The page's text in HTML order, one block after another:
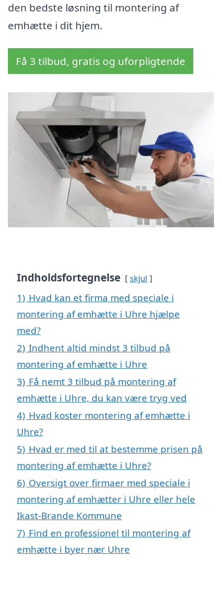
den bedste løsning til montering af
emhætte i dit hjem.
Få 3 tilbud, gratis og uforpligtende
Indholdsfortegnelse skjul
1) Hvad kan et firma med speciale i
montering af emhætte i Uhre hjælpe
med?
2) Indhent altid mindst 3 tilbud på
montering af emhætte i Uhre
3) Få nemt 3 tilbud på montering af
emhætte i Uhre, du kan være tryg ved
4) Hvad koster montering af emhætte i
Uhre?
5) Hvad er med til at bestemme prisen på
montering af emhætte i Uhre?
6) Oversigt over firmaer med speciale i
montering af emhætter i Uhre eller hele
Ikast-Brande Kommune
7) Find en professionel til montering af
emhætte i byer nær Uhre